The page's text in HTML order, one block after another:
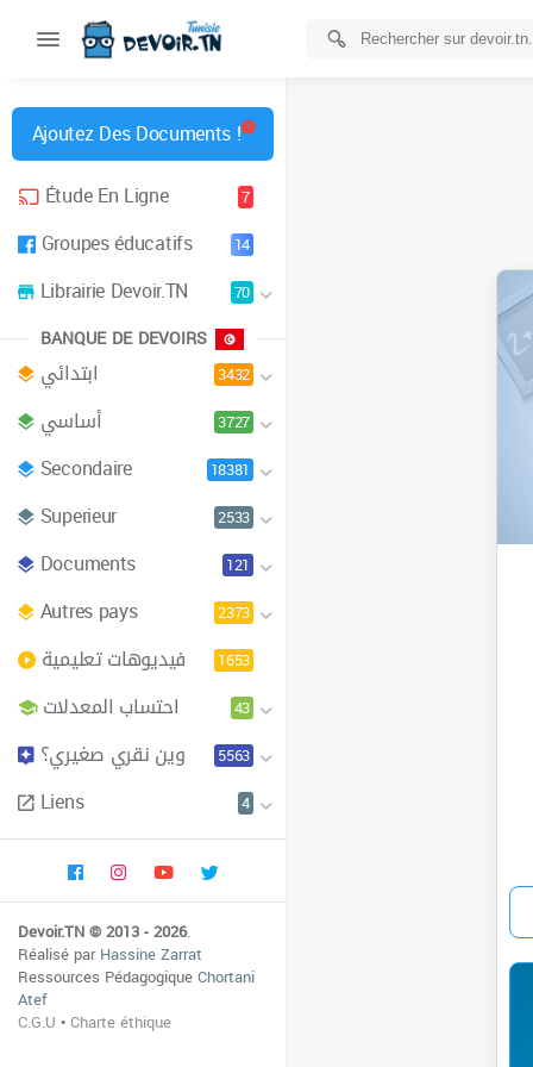
Ajoutez Des Documents !
Étude En Ligne
7
Groupes éducatifs 14
Librairie Devoir.TN 70
BANQUE DE DEVOIRS
ابتدائي 3432
أساسي 3727
Secondaire 18381
Superieur 2533
Documents 121
Autres pays 2373
فيديوهات تعليمية 1653
احتساب المعدلات 43
وين نقري صغيري؟ 5563
Liens 4
Devoir.TN © 2013 - 2026.
Réalisé parHassine Zarrat
Ressources PédagogiqueChortani
Atef
C.G.U •Charte éthique